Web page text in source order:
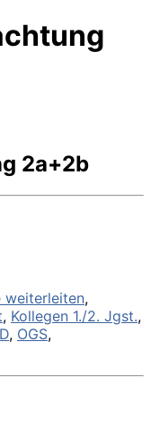
2a+2b
weiterleiten,
, Kollegen 1./2. Jgst.,
, OGS,